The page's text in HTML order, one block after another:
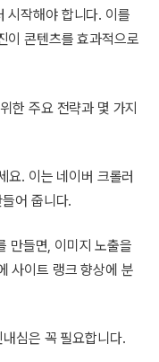
시작해야 합니다. 이를
이 콘텐츠를 효과적으로
한 주요 전략과 몇 가지
요. 이는 네이버 크롤러
어 줍니다.
만들면, 이미지 노출을
사이트 랭크 향상에 분
심은 꼭 필요합니다.